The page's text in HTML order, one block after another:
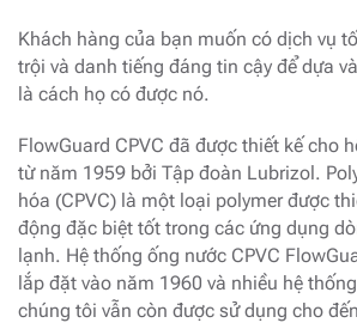
Khách hàng của bạn muốn có dịch vụ
trội và danh tiếng đáng tin cậy để dựa
là cách họ có được nó.
FlowGuard CPVC đã được thiết kế cho
từ năm 1959 bởi Tập đoàn Lubrizol.
hóa (CPVC) là một loại polymer được
động đặc biệt tốt trong các ứng dụng
lạnh. Hệ thống ống nước CPVC
lắp đặt vào năm 1960 và nhiều hệ
chúng tôi vẫn còn được sử dụng cho